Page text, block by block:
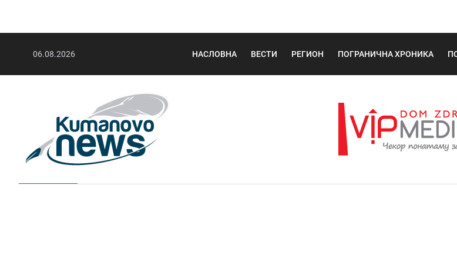
06.08.2026 НАСЛОВНА ВЕСТИ РЕГИОН ПОГРАНИЧНА ХРОНИКА